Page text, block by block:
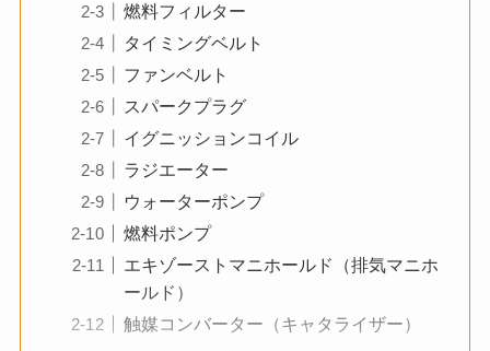
燃料フィルター
タイミングベルト
ファンベルト
スパークプラグ
イグニッションコイル
ラジエーター
ウォーターポンプ
燃料ポンプ
エキゾーストマニホールド（排気マニホ
ールド）
触媒コンバーター（キャタライザー）